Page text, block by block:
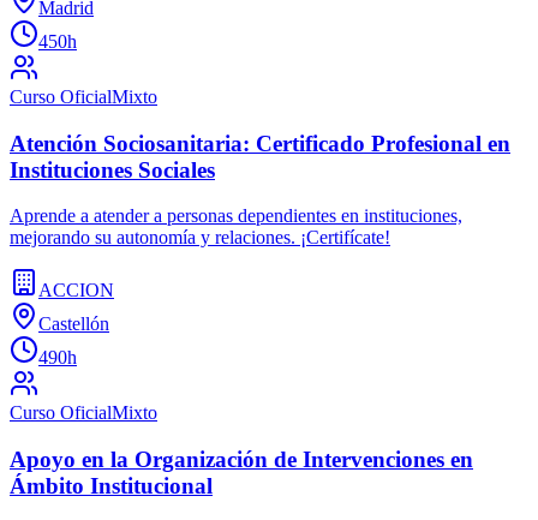
Madrid
450h
Curso OficialMixto
Atención Sociosanitaria: Certificado Profesional en
Instituciones Sociales
Aprende a atender a personas dependientes en instituciones,
mejorando su autonomía y relaciones. ¡Certifícate!
ACCION
Castellón
490h
Curso OficialMixto
Apoyo en la Organización de Intervenciones en
Ámbito Institucional